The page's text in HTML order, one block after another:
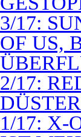
3/17:
OF US,
2/17:
1/17: X-